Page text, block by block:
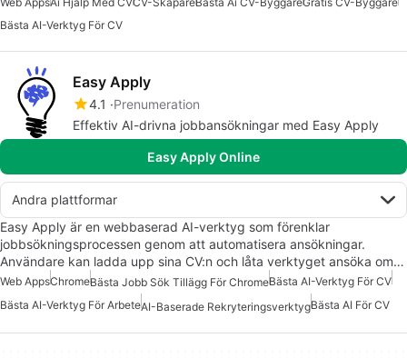
Bästa AI-Verktyg För CV
Easy Apply
4.1
Prenumeration
Effektiv AI-drivna jobbansökningar med Easy Apply
Easy Apply Online
Andra plattformar
Easy Apply är en webbaserad AI-verktyg som förenklar
jobbsökningsprocessen genom att automatisera ansökningar.
Användare kan ladda upp sina CV:n och låta verktyget ansöka om…
Web AppsChromeBästa Jobb Sök Tillägg För ChromeBästa AI-Verktyg För CV
Bästa AI-Verktyg För ArbeteAI-Baserade RekryteringsverktygBästa AI För CV